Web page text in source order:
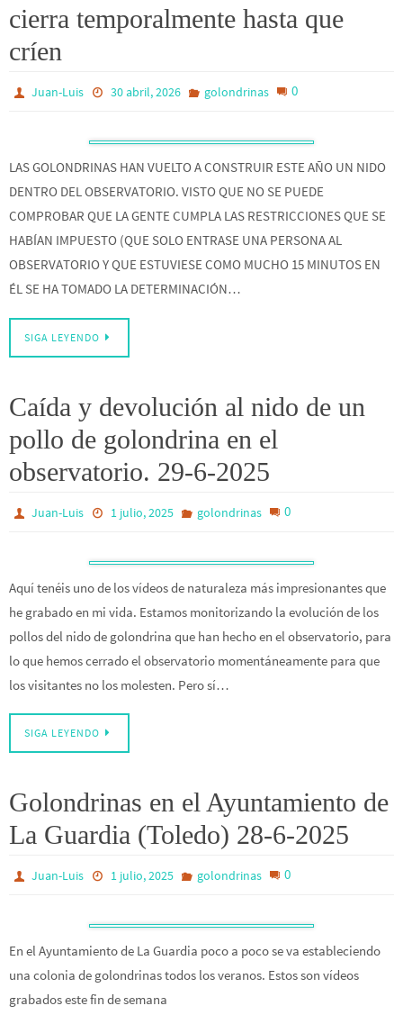
cierra temporalmente hasta que
críen
Juan-Luis 30 abril, 2026 golondrinas 0
LAS GOLONDRINAS HAN VUELTO A CONSTRUIR ESTE AÑO UN NIDO
DENTRO DEL OBSERVATORIO. VISTO QUE NO SE PUEDE
COMPROBAR QUE LA GENTE CUMPLA LAS RESTRICCIONES QUE SE
HABÍAN IMPUESTO (QUE SOLO ENTRASE UNA PERSONA AL
OBSERVATORIO Y QUE ESTUVIESE COMO MUCHO 15 MINUTOS EN
ÉL SE HA TOMADO LA DETERMINACIÓN…
SIGA LEYENDO
Caída y devolución al nido de un
pollo de golondrina en el
observatorio. 29-6-2025
Juan-Luis 1 julio, 2025 golondrinas 0
Aquí tenéis uno de los vídeos de naturaleza más impresionantes que
he grabado en mi vida. Estamos monitorizando la evolución de los
pollos del nido de golondrina que han hecho en el observatorio, para
lo que hemos cerrado el observatorio momentáneamente para que
los visitantes no los molesten. Pero sí…
SIGA LEYENDO
Golondrinas en el Ayuntamiento de
La Guardia (Toledo) 28-6-2025
Juan-Luis 1 julio, 2025 golondrinas 0
En el Ayuntamiento de La Guardia poco a poco se va estableciendo
una colonia de golondrinas todos los veranos. Estos son vídeos
grabados este fin de semana